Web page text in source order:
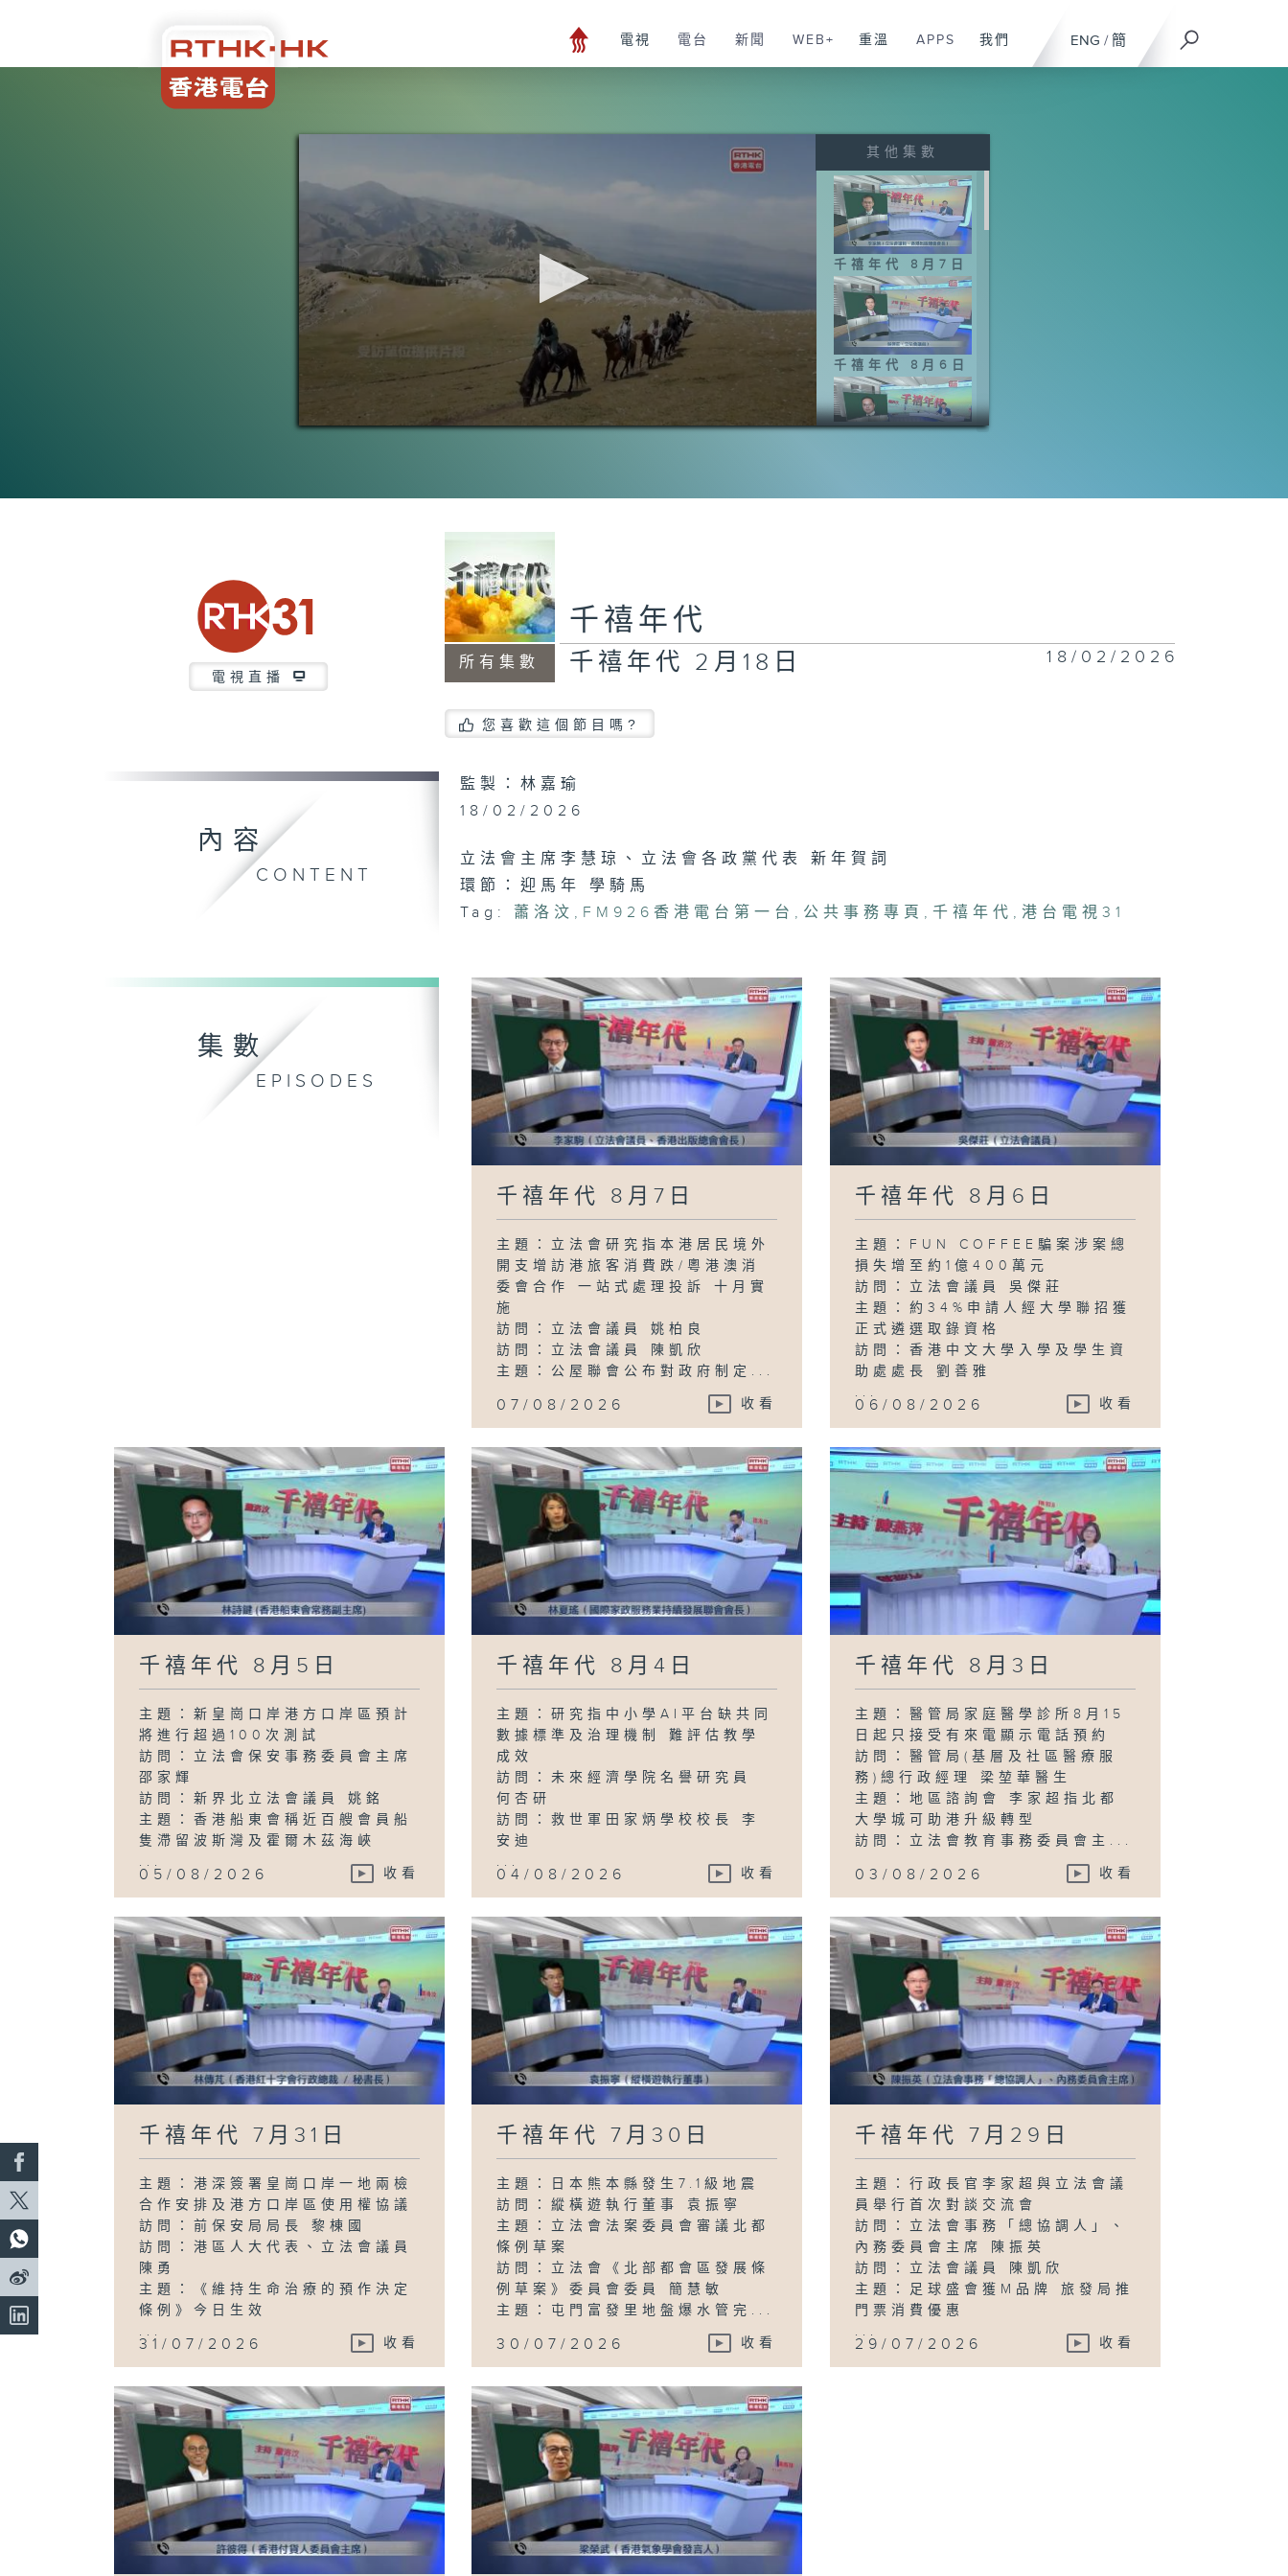
ENG / 簡
電視 電台 新聞 WEB+ 重溫 APPS 我們
0
其他集數
千禧年代 8月7日
千禧年代 8月6日
千禧年代 7月29
日
千禧年代 7月28
日
千禧年代 7月27
電視直播
所有集數
千禧年代
千禧年代 2月18日 18/02/2026
您喜歡這個節目嗎?
內容
CONTENT
監製：林嘉瑜
18/02/2026
立法會主席李慧琼、立法會各政黨代表 新年賀詞
環節：迎馬年 學騎馬
Tag:
蕭洛汶 , FM926香港電台第一台 , 公共事務專頁 ,千禧年代 ,港台電視31
集數
EPISODES
千禧年代 8月7日
主題：立法會研究指本港居民境外
開支增訪港旅客消費跌/粵港澳消
委會合作 一站式處理投訴 十月實
施
訪問：立法會議員 姚柏良
訪問：立法會議員 陳凱欣
主題：公屋聯會公布對政府制定...
07/08/2026 收看
千禧年代 8月6日
主題：FUN COFFEE騙案涉案總
損失增至約1億400萬元
訪問：立法會議員 吳傑莊
主題：約34%申請人經大學聯招獲
正式遴選取錄資格
訪問：香港中文大學入學及學生資
助處處長 劉善雅
...
06/08/2026 收看
千禧年代 8月5日
主題：新皇崗口岸港方口岸區預計
將進行超過100次測試
訪問：立法會保安事務委員會主席
邵家輝
訪問：新界北立法會議員 姚銘
主題：香港船東會稱近百艘會員船
隻滯留波斯灣及霍爾木茲海峽
...
05/08/2026 收看
千禧年代 8月4日
主題：研究指中小學AI平台缺共同
數據標準及治理機制 難評估教學
成效
訪問：未來經濟學院名譽研究員
何杏研
訪問：救世軍田家炳學校校長 李
安迪
...
04/08/2026 收看
千禧年代 8月3日
主題：醫管局家庭醫學診所8月15
日起只接受有來電顯示電話預約
訪問：醫管局(基層及社區醫療服
務)總行政經理 梁堃華醫生
主題：地區諮詢會 李家超指北都
大學城可助港升級轉型
訪問：立法會教育事務委員會主...
03/08/2026 收看
千禧年代 7月31日
主題：港深簽署皇崗口岸一地兩檢
合作安排及港方口岸區使用權協議
訪問：前保安局局長 黎棟國
訪問：港區人大代表、立法會議員
陳勇
主題：《維持生命治療的預作決定
條例》今日生效
...
31/07/2026 收看
千禧年代 7月30日
主題：日本熊本縣發生7.1級地震
訪問：縱橫遊執行董事 袁振寧
主題：立法會法案委員會審議北都
條例草案
訪問：立法會《北部都會區發展條
例草案》委員會委員 簡慧敏
主題：屯門富發里地盤爆水管完...
30/07/2026 收看
千禧年代 7月29日
主題：行政長官李家超與立法會議
員舉行首次對談交流會
訪問：立法會事務「總協調人」、
內務委員會主席 陳振英
訪問：立法會議員 陳凱欣
主題：足球盛會獲M品牌 旅發局推
門票消費優惠
...
29/07/2026 收看